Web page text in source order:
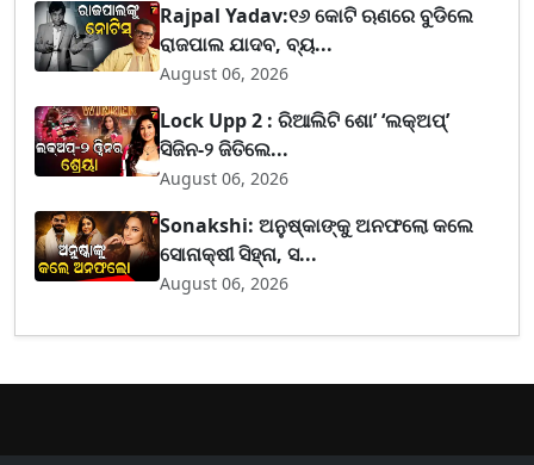
Rajpal Yadav:୧୬ କୋଟି ଋଣରେ ବୁଡିଲେ
ରାଜପାଲ ଯାଦବ, ବ୍ୟ...
August 06, 2026
Lock Upp 2 : ରିଆଲିଟି ଶୋ’ ‘ଲକ୍‌ଅପ୍’
ସିଜିନ-୨ ଜିତିଲେ...
August 06, 2026
Sonakshi: ଅନୁଷ୍କାଙ୍କୁ ଅନଫଲୋ କଲେ
ସୋନାକ୍ଷୀ ସିହ୍ନା, ସ...
August 06, 2026